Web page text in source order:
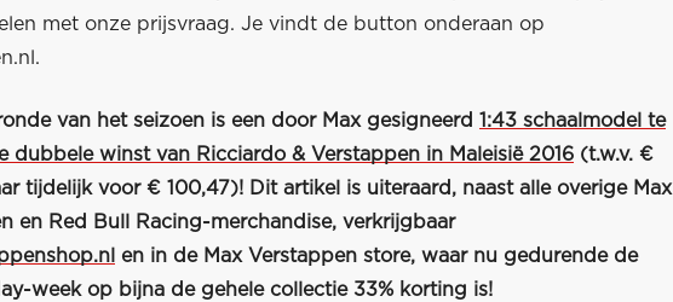
met onze prijsvraag. Je vindt de button onderaan op
van het seizoen is een door Max gesigneerd 1:43 schaalmodel te
dubbele winst van Ricciardo & Verstappen in Maleisië 2016 (t.w.v. €
tijdelijk voor € 100,47)! Dit artikel is uiteraard, naast alle overige Max
en Red Bull Racing-merchandise, verkrijgbaar
en in de Max Verstappen store, waar nu gedurende de
week op bijna de gehele collectie 33% korting is!